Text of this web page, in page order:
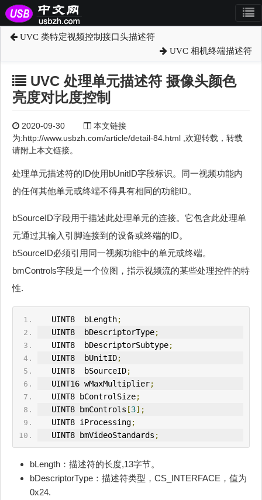
UVC 类特定视频控制接口头描述符
UVC 相机终端描述符
UVC 处理单元描述符 摄像头颜色
亮度对比度控制
2020-09-30
本文链接
为:http://www.usbzh.com/article/detail-84.html ,欢迎转载，转载
请附上本文链接。
处理单元描述符的ID使用bUnitID字段标识。同一视频功能内
的任何其他单元或终端不得具有相同的功能ID。
bSourceID字段用于描述此处理单元的连接。它包含此处理单
元通过其输入引脚连接到的设备或终端的ID。
bSourceID必须引用同一视频功能中的单元或终端。
bmControls字段是一个位图，指示视频流的某些处理控件的特
性.
   U
INT8  bLength;
   U
INT8  bDescriptorType;
   U
INT8  bDescriptorSubtype;
   UINT8  bUnitID
;
   UINT8  bSourceID
;
   UINT16 wMaxMultiplier
;
   UINT8 bControlSize
;
   UINT8 bmControls
[3];
   UINT8 iProcessing
;
   UINT8 bmVideoStandards
;
bLength：描述符的长度,13字节。
bDescriptorType：描述符类型，CS_INTERFACE，值为
0x24.